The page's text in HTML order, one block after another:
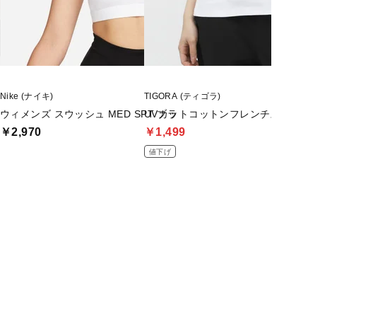
Nike (ナイキ)
ウィメンズ スウッシュ MED SPT ブラ
￥2,970
TIGORA (ティゴラ)
UVカットコットンフレンチスリーブTシャツ
￥1,499
値下げ